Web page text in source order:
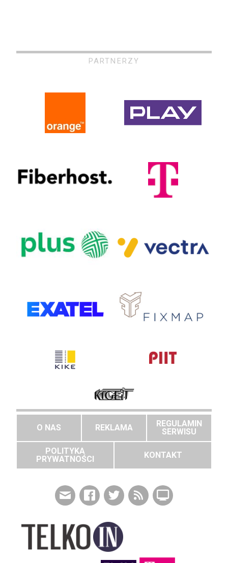
PARTNERZY
O NAS REKLAMA
REGULAMIN
SERWISU
POLITYKA
PRYWATNOŚCI
KONTAKT